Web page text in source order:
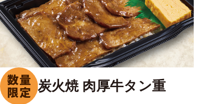
炭火焼 肉厚牛タン重